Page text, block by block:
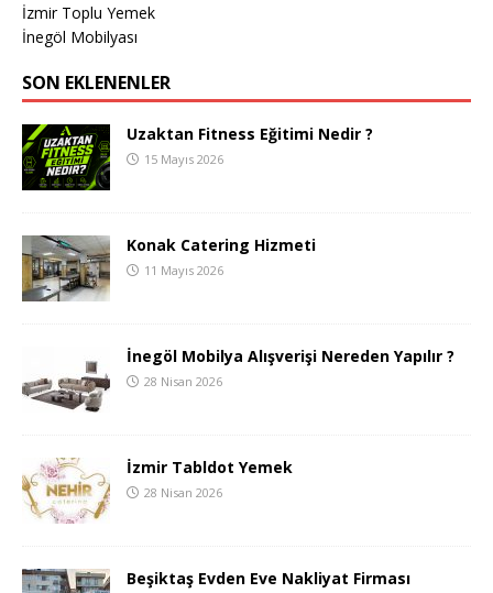
İzmir Toplu Yemek
İnegöl Mobilyası
SON EKLENENLER
Uzaktan Fitness Eğitimi Nedir ?
15 Mayıs 2026
Konak Catering Hizmeti
11 Mayıs 2026
İnegöl Mobilya Alışverişi Nereden Yapılır ?
28 Nisan 2026
İzmir Tabldot Yemek
28 Nisan 2026
Beşiktaş Evden Eve Nakliyat Firması